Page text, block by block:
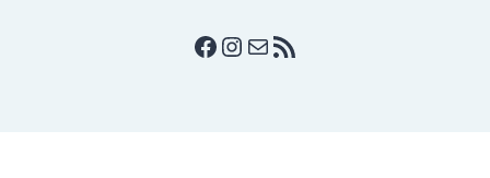
Facebook
Instagram
E-postRSS-strøm